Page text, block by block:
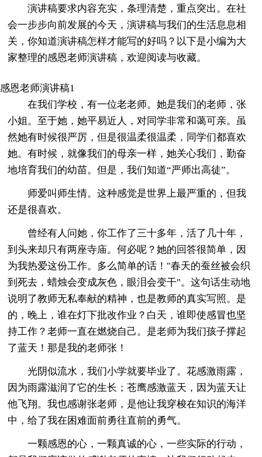
演讲稿要求内容充实，条理清楚，重点突出。在社
会一步步向前发展的今天，演讲稿与我们的生活息息相
关，你知道演讲稿怎样才能写的好吗？以下是小编为大
家整理的感恩老师演讲稿，欢迎阅读与收藏。
感恩老师演讲稿1
在我们学校，有一位老老师。她是我们的老师，张
小姐。至于她，她平易近人，对同学非常和蔼可亲。虽
然她有时候很严厉，但是很温柔很温柔，同学们都喜欢
她。有时候，就像我们的母亲一样，她关心我们，勤奋
地培育我们的幼苗。但是，我们知道“严师出高徒”。
师爱叫师生情。这种感觉是世界上最严重的，但我
还是很喜欢。
曾经有人问她，你工作了三十多年，活了几十年，
到头来却只有两座寺庙。何必呢？她的回答很简单，因
为我热爱这份工作。多么简单的话！"春天的蚕丝被会织
到死去，蜡烛会变成灰色，眼泪会变干"。这句话生动地
说明了教师无私奉献的精神，也是教师的真实写照。是
的，晚上，谁在灯下批改作业？白天，谁即使感冒也坚
持工作？老师一直在燃烧自己。是老师为我们孩子撑起
了蓝天！那是我的老师张！
光阴似流水，我们小学就要毕业了。花感激雨露，
因为雨露滋润了它的生长；苍鹰感激蓝天，因为蓝天让
他飞翔。我也感谢张老师，是他让我穿梭在知识的海洋
中，给了我在困难面前勇往直前的勇气。
一颗感恩的心，一颗真诚的心，一些实际的行动，